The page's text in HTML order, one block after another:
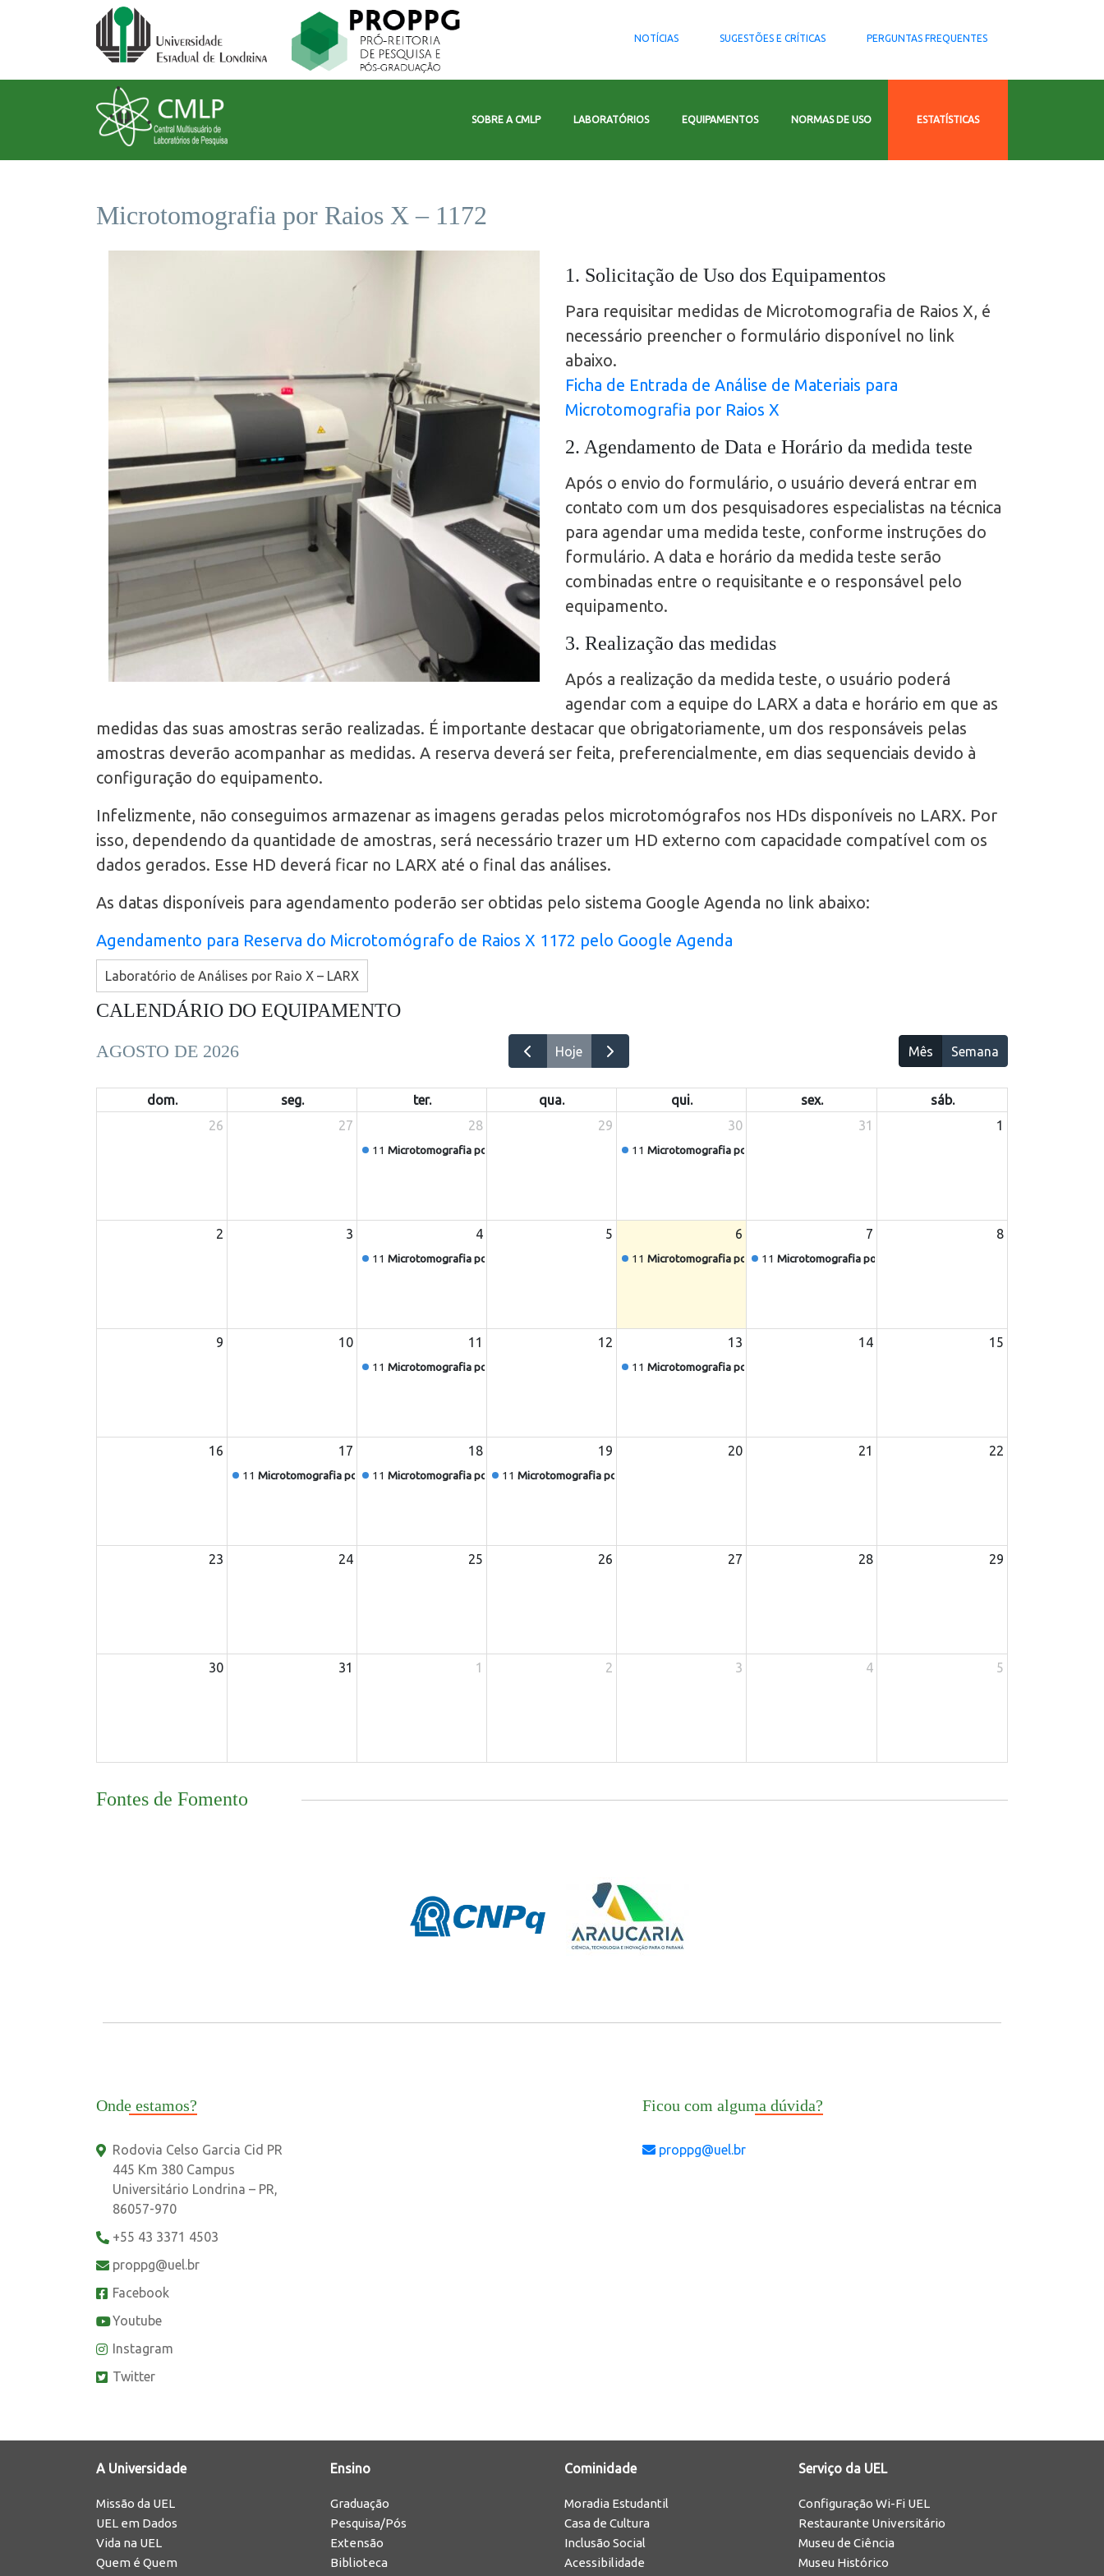
NOTÍCIAS SUGESTÕES E CRÍTICAS PERGUNTAS FREQUENTES
ESTATÍSTICAS
SOBRE A CMLP LABORATÓRIOS EQUIPAMENTOS NORMAS DE USO
Microtomografia por Raios X – 1172
1. Solicitação de Uso dos Equipamentos
Para requisitar medidas de Microtomografia de Raios X, é
necessário preencher o formulário disponível no link
abaixo.
Ficha de Entrada de Análise de Materiais para
Microtomografia por Raios X
2. Agendamento de Data e Horário da medida teste
Após o envio do formulário, o usuário deverá entrar em
contato com um dos pesquisadores especialistas na técnica
para agendar uma medida teste, conforme instruções do
formulário. A data e horário da medida teste serão
combinadas entre o requisitante e o responsável pelo
equipamento.
3. Realização das medidas
Após a realização da medida teste, o usuário poderá
agendar com a equipe do LARX a data e horário em que as
medidas das suas amostras serão realizadas. É importante destacar que obrigatoriamente, um dos responsáveis pelas
amostras deverão acompanhar as medidas. A reserva deverá ser feita, preferencialmente, em dias sequenciais devido à
configuração do equipamento.
Infelizmente, não conseguimos armazenar as imagens geradas pelos microtomógrafos nos HDs disponíveis no LARX. Por
isso, dependendo da quantidade de amostras, será necessário trazer um HD externo com capacidade compatível com os
dados gerados. Esse HD deverá ficar no LARX até o final das análises.
As datas disponíveis para agendamento poderão ser obtidas pelo sistema Google Agenda no link abaixo:
Agendamento para Reserva do Microtomógrafo de Raios X 1172 pelo Google Agenda
Laboratório de Análises por Raio X – LARX
CALENDÁRIO DO EQUIPAMENTO
AGOSTO DE 2026 Hoje Mês Semana
dom. seg. ter. qua. qui. sex.
sáb.
26
27 28
11 Microtomografia por Raios X - 1172 (Leticia Martins Birelo)
29 30
11 Microtomografia por Raios X - 1172 (Guilherme Nogueira - colaboração externa)
31 1
2 3 4
11 Microtomografia por raios X - 1173 (João Zequi)
5 6
11 Microtomografia por Raios X - 1172 (Fabio Kenta Fuji)
7
11 Microtomografia por Raios X - 1172 (Fabio Kenta Fuji)
8
9 10 11
11 Microtomografia por Raios X - 1172 (Leticia Birelo)
12 13
11 Microtomografia por Raios X - 1172 (Fabio Kenta Fuji)
14 15
16 17
11 Microtomografia por Raios X - 1172 (Leticia Birelo)
18
11 Microtomografia por Raios X - 1172 (Leticia Birelo)
19
11 Microtomografia por Raios X - 1172 (Leticia Martins)
20 21 22
23 24 25 26 27 28 29
30 31 1 2 3 4 5
Fontes de Fomento
Onde estamos?
Rodovia Celso Garcia Cid PR
445 Km 380 Campus
Universitário Londrina – PR,
86057-970
+55 43 3371 4503
proppg@uel.br
Facebook
Youtube
Instagram
Twitter
Ficou com alguma dúvida?
proppg@uel.br
A Universidade
Missão da UEL
UEL em Dados
Vida na UEL
Quem é Quem
Ensino
Graduação
Pesquisa/Pós
Extensão
Biblioteca
Cominidade
Moradia Estudantil
Casa de Cultura
Inclusão Social
Acessibilidade
Serviço da UEL
Configuração Wi-Fi UEL
Restaurante Universitário
Museu de Ciência
Museu Histórico